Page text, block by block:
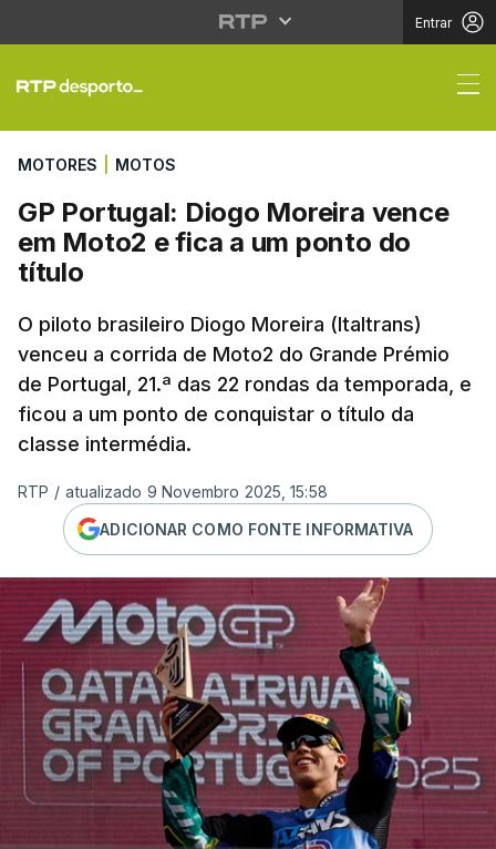
Entrar
GP Portugal: Diogo
MOTORES MOTOS
GP Portugal: Diogo Moreira vence
em Moto2 e fica a um ponto do
título
O piloto brasileiro Diogo Moreira (Italtrans)
venceu a corrida de Moto2 do Grande Prémio
de Portugal, 21.ª das 22 rondas da temporada, e
ficou a um ponto de conquistar o título da
classe intermédia.
RTP / atualizado 9 Novembro 2025, 15:58
ADICIONAR COMO FONTE INFORMATIVA